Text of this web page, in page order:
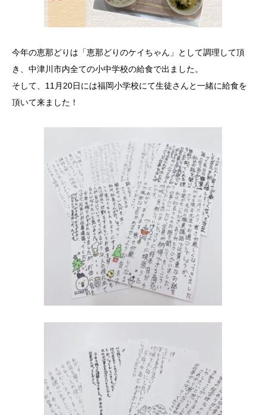
今年の恵那どりは「恵那どりのケイちゃん」として調理して頂
き、中津川市内全ての小中学校の給食で出ました。
そして、11月20日には福岡小学校にて生徒さんと一緒に給食を
頂いて来ました！